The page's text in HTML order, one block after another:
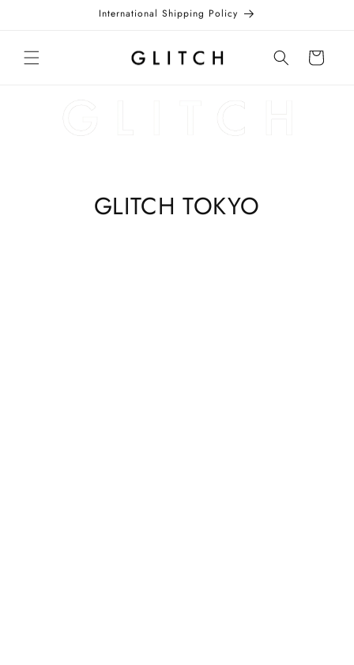
International Shipping Policy
Cart
GLITCH TOKYO